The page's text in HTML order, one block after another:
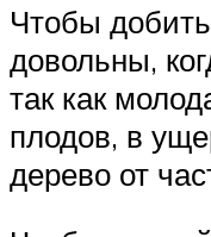
Чтобы
довольны,
так как
плодов, в
дерево от